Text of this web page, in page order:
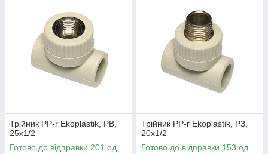
Трійник PP-r Ekoplastik, РВ,
25х1/2
Готово до відправки 201 од.
Трійник PP-r Ekoplastik, РЗ,
20х1/2
Готово до відправки 153 од.